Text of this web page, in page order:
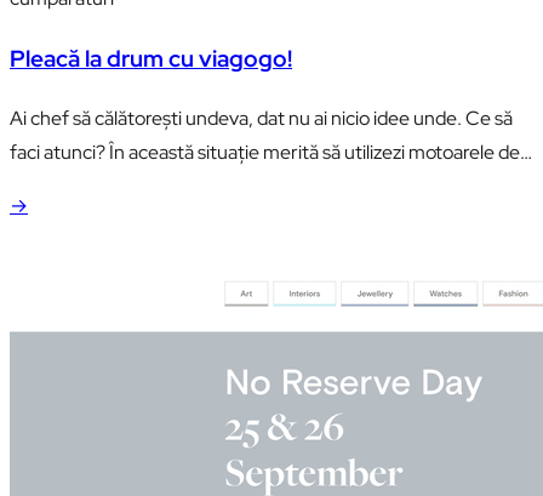
Pleacă la drum cu viagogo!
Ai chef să călătoreşti undeva, dat nu ai nicio idee unde. Ce să
faci atunci? În această situaţie merită să utilizezi motoarele de
vă vor ajuta să găsiţi rapid şi usor ceva interesant, la un preţ
→